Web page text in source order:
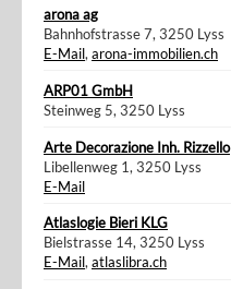
arona ag
Bahnhofstrasse 7, 3250 Lyss
E-Mail, arona-immobilien.ch
ARP01 GmbH
Steinweg 5, 3250 Lyss
Arte Decorazione Inh. Rizzello
Libellenweg 1, 3250 Lyss
E-Mail
Atlaslogie Bieri KLG
Bielstrasse 14, 3250 Lyss
E-Mail,atlaslibra.ch